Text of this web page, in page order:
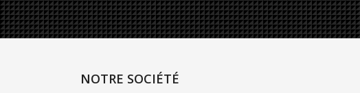
NOTRE SOCIÉTÉ